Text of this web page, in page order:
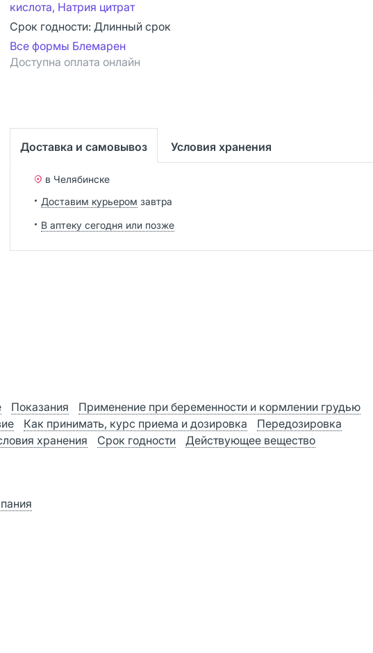
кислота, Натрия цитрат
Срок годности: Длинный срок
Все формы Блемарен
Доступна оплата онлайн
Доставка и самовывоз Условия хранения
в Челябинске
Доставим курьером завтра
В аптеку сегодня или позже
Показания
Применение при беременности и кормлении грудью
Как принимать, курс приема и дозировка
Передозировка
хранения Срок годности Действующее вещество